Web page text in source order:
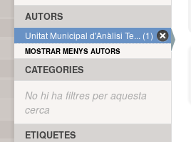
AUTORS
Unitat Municipal d'Anàlisi Te... (1)
MOSTRAR MENYS AUTORS
CATEGORIES
No hi ha filtres per aquesta
cerca
ETIQUETES